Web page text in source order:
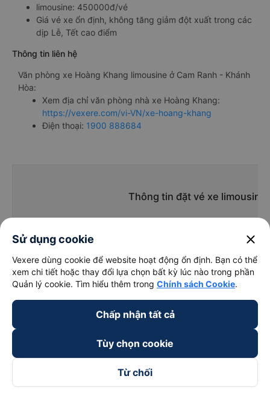
limousine: 450000đ/vé
Giá vé xe ổn định, không tăng giảm đột xuất trong các
dịp Lễ, Tết cao điểm
Thông tin liên hệ
Văn phòng xe Hoàng Khang limousine ở Cam Ranh - Khánh
Hòa:
Xem địa chỉ văn phòng nhà xe Hoàng Khang:
https://vexere.com/vi-VN/xe-hoang-khang
Điện thoại: 1900 888684
Thông tin đặt vé xe limousine
Nhà xe
Giờ
chạy
Điểm
08:30 - 20:00
Quảng Ngãi
An Phú Buslines 01:45 - 03:15 Đường 23/10, QL 1A,
Sử dụng cookie close
Vexere dùng cookie để website hoạt động ổn định. Bạn có thể
xem chi tiết hoặc thay đổi lựa chọn bất kỳ lúc nào trong phần
Quản lý cookie. Tìm hiểu thêm trong Chính sách Cookie.
Chấp nhận tất cả
Tùy chọn cookie
Từ chối